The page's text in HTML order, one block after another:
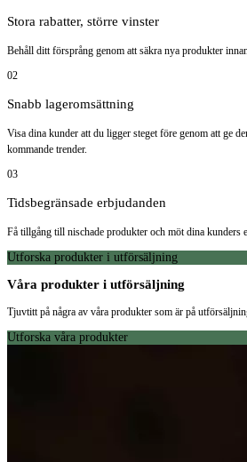
Stora rabatter, större vinster
Behåll ditt försprång genom att säkra nya produkter
02
Snabb lageromsättning
Visa dina kunder att du ligger steget före genom att ge
kommande trender.
03
Tidsbegränsade erbjudanden
Få tillgång till nischade produkter och möt dina kunders
Utforska produkter i utförsäljning
Våra produkter i utförsäljning
Tjuvtitt på några av våra produkter som är på
Utforska våra produkter